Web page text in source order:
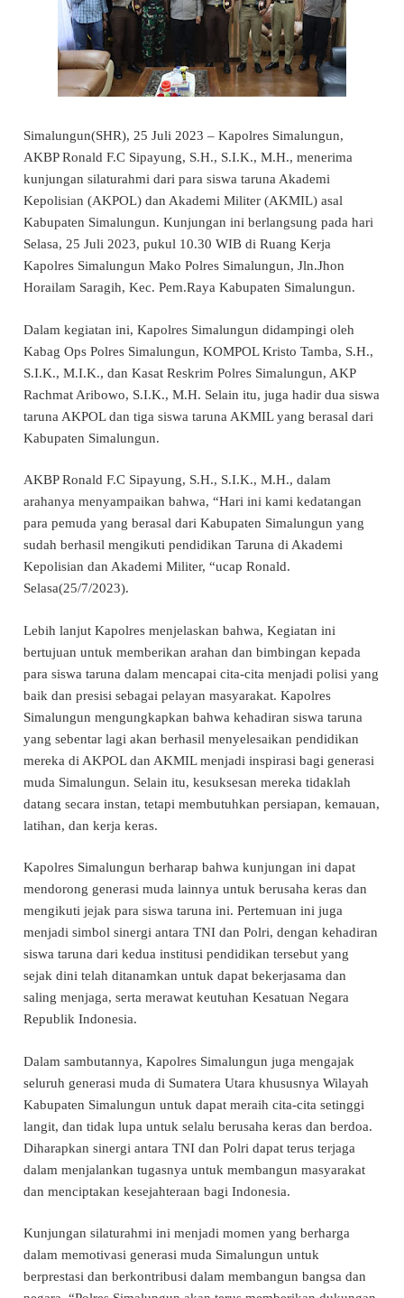
Simalungun(SHR), 25 Juli 2023 – Kapolres Simalungun,
AKBP Ronald F.C Sipayung, S.H., S.I.K., M.H., menerima
kunjungan silaturahmi dari para siswa taruna Akademi
Kepolisian (AKPOL) dan Akademi Militer (AKMIL) asal
Kabupaten Simalungun. Kunjungan ini berlangsung pada hari
Selasa, 25 Juli 2023, pukul 10.30 WIB di Ruang Kerja
Kapolres Simalungun Mako Polres Simalungun, Jln.Jhon
Horailam Saragih, Kec. Pem.Raya Kabupaten Simalungun.
Dalam kegiatan ini, Kapolres Simalungun didampingi oleh
Kabag Ops Polres Simalungun, KOMPOL Kristo Tamba, S.H.,
S.I.K., M.I.K., dan Kasat Reskrim Polres Simalungun, AKP
Rachmat Aribowo, S.I.K., M.H. Selain itu, juga hadir dua siswa
taruna AKPOL dan tiga siswa taruna AKMIL yang berasal dari
Kabupaten Simalungun.
AKBP Ronald F.C Sipayung, S.H., S.I.K., M.H., dalam
arahanya menyampaikan bahwa, “Hari ini kami kedatangan
para pemuda yang berasal dari Kabupaten Simalungun yang
sudah berhasil mengikuti pendidikan Taruna di Akademi
Kepolisian dan Akademi Militer, “ucap Ronald.
Selasa(25/7/2023).
Lebih lanjut Kapolres menjelaskan bahwa, Kegiatan ini
bertujuan untuk memberikan arahan dan bimbingan kepada
para siswa taruna dalam mencapai cita-cita menjadi polisi yang
baik dan presisi sebagai pelayan masyarakat. Kapolres
Simalungun mengungkapkan bahwa kehadiran siswa taruna
yang sebentar lagi akan berhasil menyelesaikan pendidikan
mereka di AKPOL dan AKMIL menjadi inspirasi bagi generasi
muda Simalungun. Selain itu, kesuksesan mereka tidaklah
datang secara instan, tetapi membutuhkan persiapan, kemauan,
latihan, dan kerja keras.
Kapolres Simalungun berharap bahwa kunjungan ini dapat
mendorong generasi muda lainnya untuk berusaha keras dan
mengikuti jejak para siswa taruna ini. Pertemuan ini juga
menjadi simbol sinergi antara TNI dan Polri, dengan kehadiran
siswa taruna dari kedua institusi pendidikan tersebut yang
sejak dini telah ditanamkan untuk dapat bekerjasama dan
saling menjaga, serta merawat keutuhan Kesatuan Negara
Republik Indonesia.
Dalam sambutannya, Kapolres Simalungun juga mengajak
seluruh generasi muda di Sumatera Utara khususnya Wilayah
Kabupaten Simalungun untuk dapat meraih cita-cita setinggi
langit, dan tidak lupa untuk selalu berusaha keras dan berdoa.
Diharapkan sinergi antara TNI dan Polri dapat terus terjaga
dalam menjalankan tugasnya untuk membangun masyarakat
dan menciptakan kesejahteraan bagi Indonesia.
Kunjungan silaturahmi ini menjadi momen yang berharga
dalam memotivasi generasi muda Simalungun untuk
berprestasi dan berkontribusi dalam membangun bangsa dan